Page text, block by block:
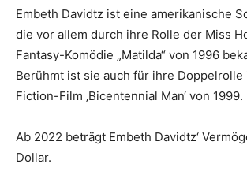
Embeth Davidtz ist eine amerikanische
die vor allem durch ihre Rolle der Miss
Fantasy-Komödie „Matilda“ von 1996
Berühmt ist sie auch für ihre Doppelrolle
Fiction-Film ‚Bicentennial Man‘ von 1999.
Ab 2022 beträgt Embeth Davidtz‘
Dollar.